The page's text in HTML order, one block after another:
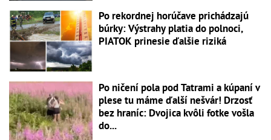
Po rekordnej horúčave prichádzajú
búrky: Výstrahy platia do polnoci,
PIATOK prinesie ďalšie riziká
Po ničení pola pod Tatrami a kúpaní v
plese tu máme ďalší nešvár! Drzosť
bez hraníc: Dvojica kvôli fotke vošla
do...